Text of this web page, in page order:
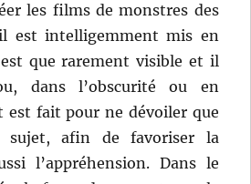
les films de monstres des
est intelligemment mis en
que rarement visible et il
dans l’obscurité ou en
fait pour ne dévoiler que
afin de favoriser la
l’appréhension. Dans le